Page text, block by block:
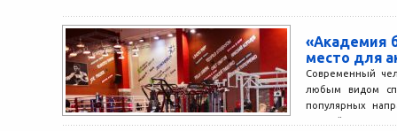
«Академия
место для
Современный
любым видом
популярных
Лучший